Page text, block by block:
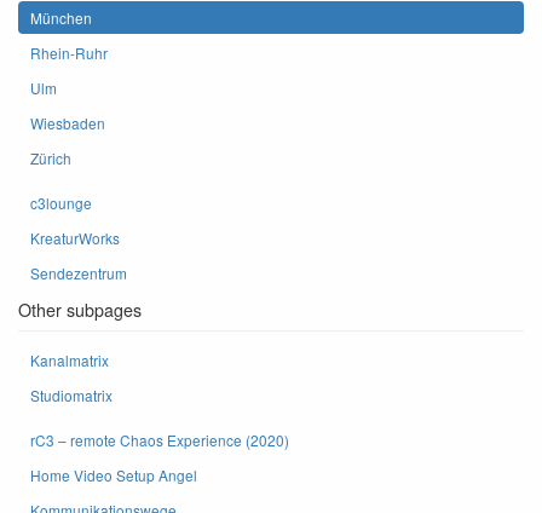
München
Rhein-Ruhr
Ulm
Wiesbaden
Zürich
c3lounge
KreaturWorks
Sendezentrum
Other subpages
Kanalmatrix
Studiomatrix
rC3 – remote Chaos Experience (2020)
Home Video Setup Angel